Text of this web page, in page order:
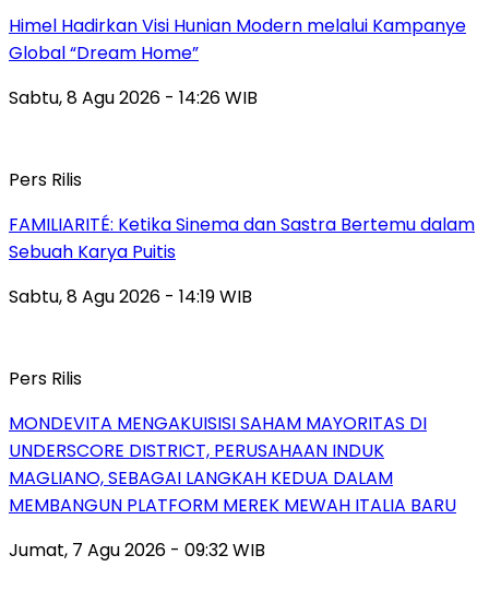
Himel Hadirkan Visi Hunian Modern melalui Kampanye
Global “Dream Home”
Sabtu, 8 Agu 2026 - 14:26 WIB
Pers Rilis
FAMILIARITÉ: Ketika Sinema dan Sastra Bertemu dalam
Sebuah Karya Puitis
Sabtu, 8 Agu 2026 - 14:19 WIB
Pers Rilis
MONDEVITA MENGAKUISISI SAHAM MAYORITAS DI
UNDERSCORE DISTRICT, PERUSAHAAN INDUK
MAGLIANO, SEBAGAI LANGKAH KEDUA DALAM
MEMBANGUN PLATFORM MEREK MEWAH ITALIA BARU
Jumat, 7 Agu 2026 - 09:32 WIB